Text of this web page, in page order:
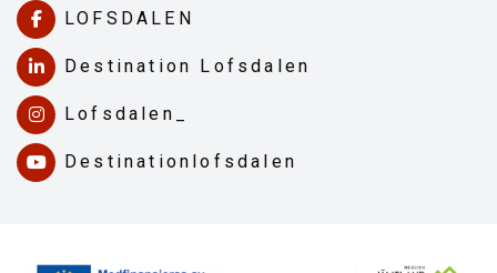
LOFSDALEN
Destination Lofsdalen
Lofsdalen_
Destinationlofsdalen